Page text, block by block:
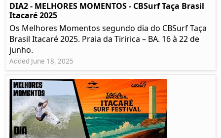
DIA2 - MELHORES MOMENTOS - CBSurf Taça Brasil
Itacaré 2025
Os Melhores Momentos segundo dia do CBSurf Taça
Brasil Itacaré 2025. Praia da Tiririca – BA. 16 à 22 de
junho.
Added June 18, 2025